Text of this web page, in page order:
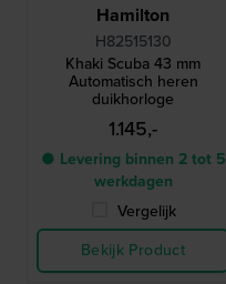
Hamilton
H82515130
Khaki Scuba 43 mm
Automatisch heren
duikhorloge
1.145,-
● Levering binnen 2 tot 5
werkdagen
Vergelijk
Bekijk Product